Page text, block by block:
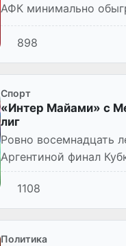
АФК минимально
пробились в
898
Спорт
«Интер Майами» с
лиг
Ровно восемнадцать
Аргентиной финал
летний Месси
1108
Политика